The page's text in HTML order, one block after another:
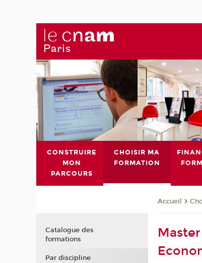
CONSTRUIRE
MON
PARCOURS
CHOISIR MA
FORMATION
Accueil
Catalogue des
formations
Par discipline